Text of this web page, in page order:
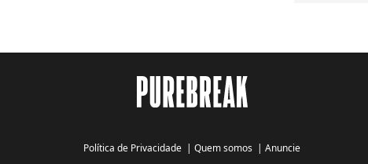
Política de Privacidade | Quem somos | Anuncie